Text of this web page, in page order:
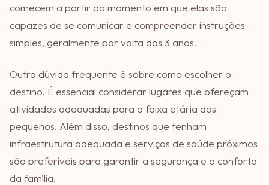
comecem a partir do momento em que elas são
capazes de se comunicar e compreender instruções
simples, geralmente por volta dos 3 anos.
Outra dúvida frequente é sobre como escolher o
destino. É essencial considerar lugares que ofereçam
atividades adequadas para a faixa etária dos
pequenos. Além disso, destinos que tenham
infraestrutura adequada e serviços de saúde próximos
são preferíveis para garantir a segurança e o conforto
da família.